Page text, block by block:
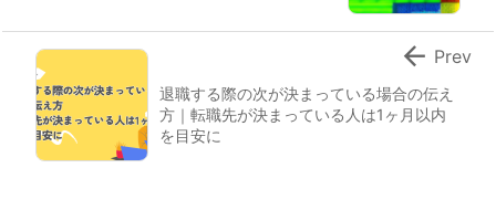
退職する際の次が決まっている場合の伝え
方｜転職先が決まっている人は1ヶ月以内
を目安に
 Prev